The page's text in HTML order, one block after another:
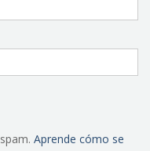
Aprende cómo se